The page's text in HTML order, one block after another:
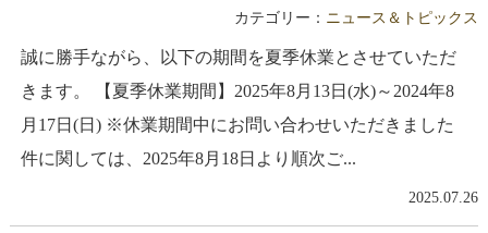
カテゴリー： ニュース＆トピックス
誠に勝手ながら、以下の期間を夏季休業とさせていただ
きます。 【夏季休業期間】2025年8月13日(水)～2024年8
月17日(日) ※休業期間中にお問い合わせいただきました
件に関しては、2025年8月18日より順次ご...
2025.07.26